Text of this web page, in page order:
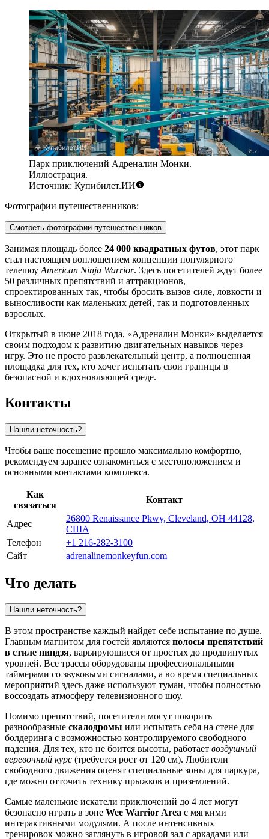
Парк приключений Адреналин Монки.
Иллюстрация.
Источник: Купибилет.ИИ
Фотографии путешественников:
Смотреть фотографии путешественников
Занимая площадь более 24 000 квадратных футов, этот парк
стал настоящим воплощением концепции популярного
телешоу American Ninja Warrior. Здесь посетителей ждут более
50 различных препятствий и аттракционов,
спроектированных так, чтобы бросить вызов силе, ловкости и
выносливости как маленьких детей, так и подготовленных
взрослых.
Открытый в июне 2018 года, «Адреналин Монки» выделяется
своим подходом к развитию двигательных навыков через
игру. Это не просто развлекательный центр, а полноценная
площадка для тех, кто хочет испытать свои границы в
безопасной и вдохновляющей среде.
Контакты
Нашли неточность?
Чтобы ваше посещение прошло максимально комфортно,
рекомендуем заранее ознакомиться с местоположением и
основными контактами комплекса.
Как
связаться
Контакт
Адрес
26800 Renaissance Pkwy, Cleveland, OH 44128,
США
Телефон
+1 216-282-3100
Сайт
adrenalinemonkeyfun.com
Что делать
Нашли неточность?
В этом пространстве каждый найдет себе испытание по душе.
Главным магнитом для гостей являются полосы препятствий
в стиле ниндзя, варьирующиеся от простых до продвинутых
уровней. Все трассы оборудованы профессиональными
таймерами со звуковыми сигналами, а во время специальных
мероприятий здесь даже используют туман, чтобы полностью
воссоздать атмосферу телевизионного шоу.
Помимо препятствий, посетители могут покорить
разнообразные скалодромы или испытать себя на стене для
болдеринга с возможностью контролируемого свободного
падения. Для тех, кто не боится высоты, работает воздушный
веревочный курс (требуется рост от 120 см). Любители
свободного движения оценят специальные зоны для паркура,
где можно отточить технику прыжков и приземлений.
Самые маленькие искатели приключений до 4 лет могут
безопасно играть в зоне Wee Warrior Area с мягкими
интерактивными модулями. А после интенсивных
тренировок можно заглянуть в игровой зал с аркадами или